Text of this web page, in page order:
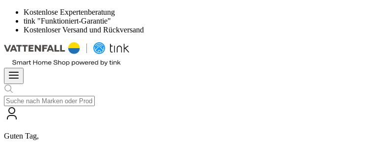
Kostenlose Expertenberatung
tink "Funktioniert-Garantie"
Kostenloser Versand und Rückversand
Guten Tag,